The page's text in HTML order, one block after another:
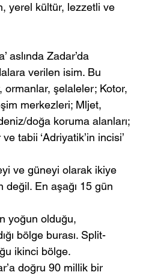
yerel kültür, lezzetli ve
aslında Zadar’da
verilen isim. Bu
ormanlar, şelaleler; Kotor,
merkezleri; Mljet,
doğa koruma alanları;
tabii ‘Adriyatik’in incisi’
ve güneyi olarak ikiye
değil. En aşağı 15 gün
yoğun olduğu,
bölge burası. Split-
ikinci bölge.
doğru 90 millik bir